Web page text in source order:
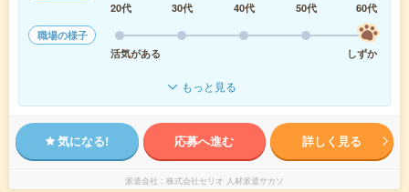
20代
30代 40代 50代
60代
職場の様子
活気がある
しずか
もっと見る
気になる! 応募へ進む 詳しく見る
派遣会社 株式会社セリオ 人材派遣サカソ